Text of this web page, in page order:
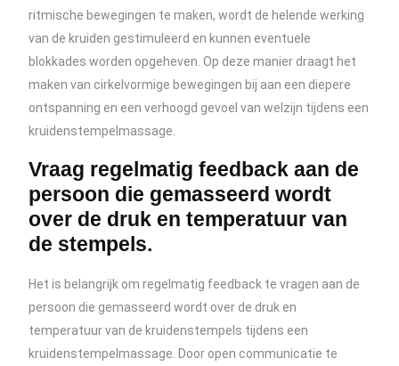
ritmische bewegingen te maken, wordt de helende werking
van de kruiden gestimuleerd en kunnen eventuele
blokkades worden opgeheven. Op deze manier draagt het
maken van cirkelvormige bewegingen bij aan een diepere
ontspanning en een verhoogd gevoel van welzijn tijdens een
kruidenstempelmassage.
Vraag regelmatig feedback aan de
persoon die gemasseerd wordt
over de druk en temperatuur van
de stempels.
Het is belangrijk om regelmatig feedback te vragen aan de
persoon die gemasseerd wordt over de druk en
temperatuur van de kruidenstempels tijdens een
kruidenstempelmassage. Door open communicatie te